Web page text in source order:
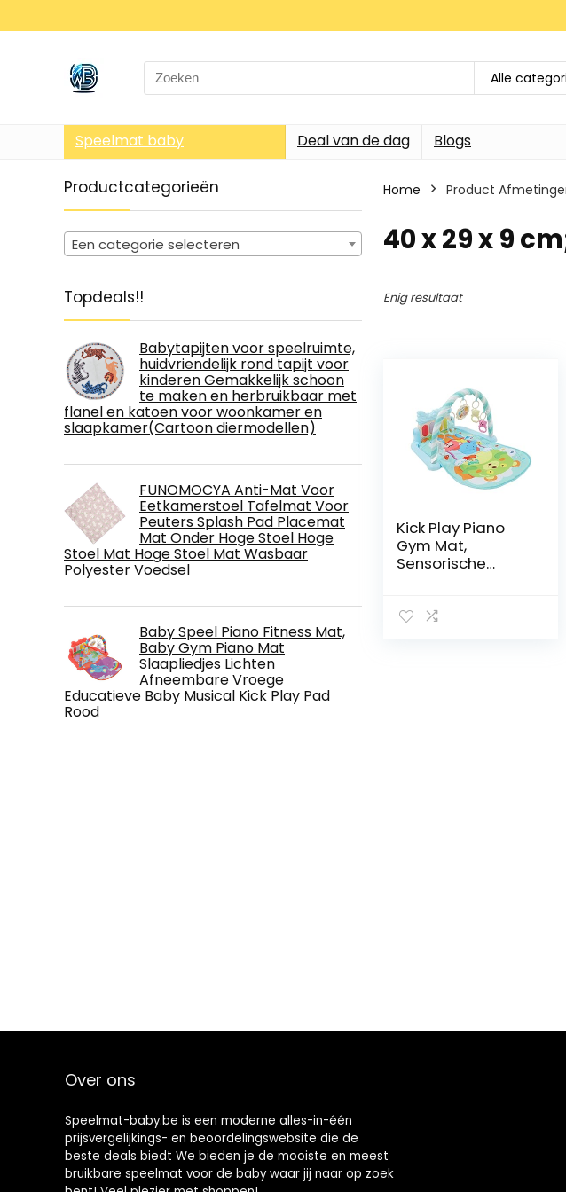
Search
for:
Alle
Speelmat baby Deal van de dag Blogs
Productcategorieën
Een categorie selecteren
Topdeals!!
Babytapijten voor speelruimte,
huidvriendelijk rond tapijt voor
kinderen Gemakkelijk schoon
te maken en herbruikbaar met
flanel en katoen voor woonkamer en
slaapkamer(Cartoon diermodellen)
FUNOMOCYA Anti-Mat Voor
Eetkamerstoel Tafelmat Voor
Peuters Splash Pad Placemat
Mat Onder Hoge Stoel Hoge
Stoel Mat Hoge Stoel Mat Wasbaar
Polyester Voedsel
Baby Speel Piano Fitness Mat,
Baby Gym Piano Mat
Slaapliedjes Lichten
Afneembare Vroege
Educatieve Baby Musical Kick Play Pad
Rood
Home Product
‎40 x 29 x 9
Enig resultaat
Kick Play Piano
Gym Mat,
Sensorische
Stof
Over ons
Speelmat-baby.be is een moderne alles-in-één
prijsvergelijkings- en beoordelingswebsite die de
beste deals biedt We bieden je de mooiste en meest
bruikbare speelmat voor de baby waar jij naar op zoek